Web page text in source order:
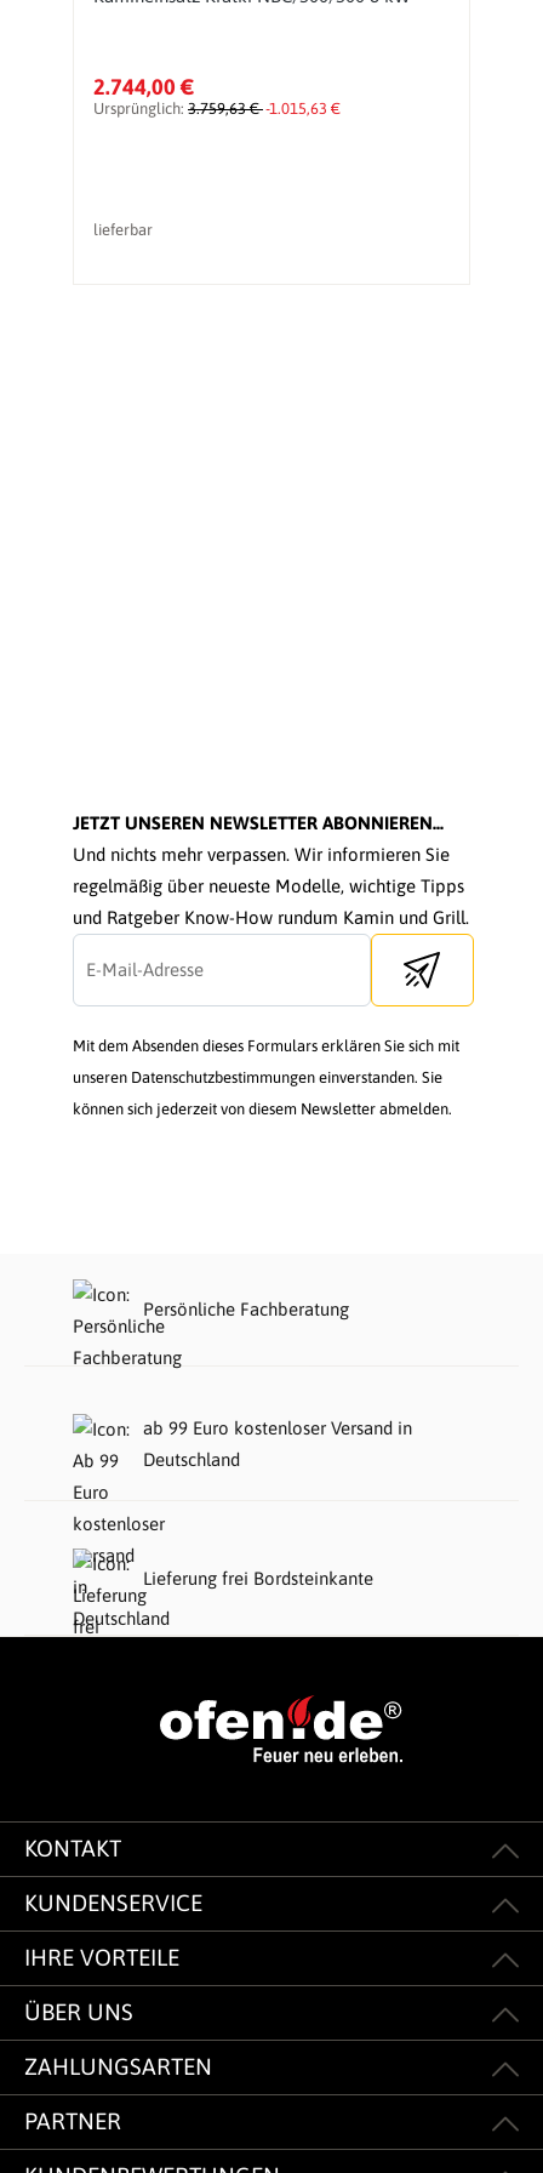
2.744,00 €
Ursprünglich: 3.759,63 €-1.015,63 €
lieferbar
JETZT UNSEREN NEWSLETTER ABONNIEREN...
Und nichts mehr verpassen. Wir informieren Sie
regelmäßig über neueste Modelle, wichtige Tipps
und Ratgeber Know-How rundum Kamin und Grill.
Send newsletter
Mit dem Absenden dieses Formulars erklären Sie sich mit
unseren Datenschutzbestimmungen einverstanden. Sie
können sich jederzeit von diesem Newsletter abmelden.
Persönliche Fachberatung
ab 99 Euro kostenloser Versand in
Deutschland
Lieferung frei Bordsteinkante
KONTAKT
KUNDENSERVICE
IHRE VORTEILE
ÜBER UNS
ZAHLUNGSARTEN
PARTNER